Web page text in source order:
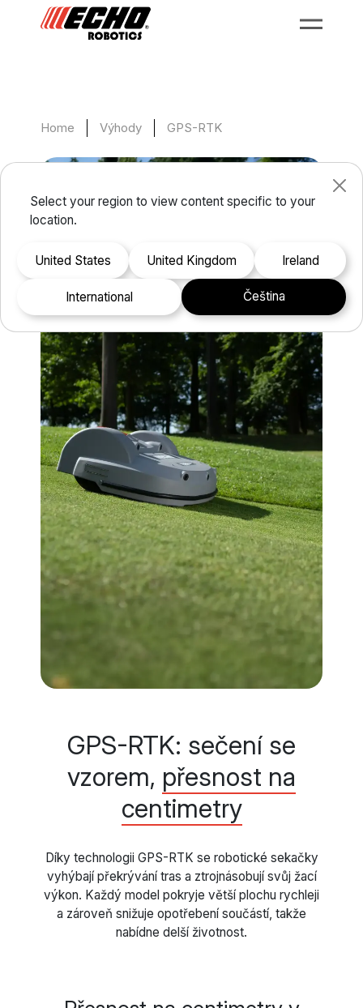
Home Výhody GPS-RTK
GPS-RTK: sečení se
vzorem, přesnost na
centimetry
Díky technologii GPS-RTK se robotické sekačky
vyhýbají překrývání tras a ztrojnásobují svůj žací
výkon. Každý model pokryje větší plochu rychleji
a zároveň snižuje opotřebení součástí, takže
nabídne delší životnost.
Select your region to view content specific to your
location.
United States United Kingdom Ireland
international čeština